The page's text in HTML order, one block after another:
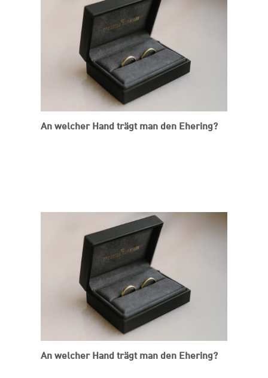
An welcher Hand trägt man den Ehering?
An welcher Hand trägt man den Ehering?